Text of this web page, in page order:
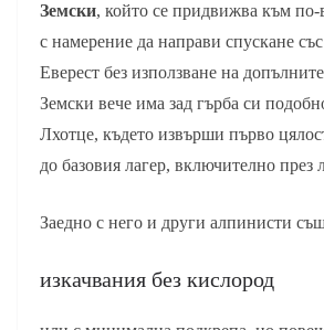
Земски, който се придвижва към по-
с намерение да направи спускане
Еверест без използване на
Земски вече има зад гърба си
Лхотце, където извърши първо
до базовия лагер, включително през
Заедно с него и други алпинисти
изкачвания без кислород